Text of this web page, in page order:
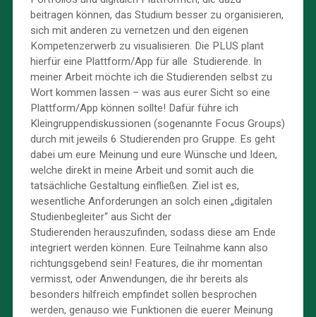
beitragen können, das Studium besser zu organisieren,
sich mit anderen zu vernetzen und den eigenen
Kompetenzerwerb zu visualisieren. Die PLUS plant
hierfür eine Plattform/App für alle Studierende. In
meiner Arbeit möchte ich die Studierenden selbst zu
Wort kommen lassen – was aus eurer Sicht so eine
Plattform/App können sollte! Dafür führe ich
Kleingruppendiskussionen (sogenannte Focus Groups)
durch mit jeweils 6 Studierenden pro Gruppe. Es geht
dabei um eure Meinung und eure Wünsche und Ideen,
welche direkt in meine Arbeit und somit auch die
tatsächliche Gestaltung einfließen. Ziel ist es,
wesentliche Anforderungen an solch einen „digitalen
Studienbegleiter“ aus Sicht der
Studierenden herauszufinden, sodass diese am Ende
integriert werden können. Eure Teilnahme kann also
richtungsgebend sein! Features, die ihr momentan
vermisst, oder Anwendungen, die ihr bereits als
besonders hilfreich empfindet sollen besprochen
werden, genauso wie Funktionen die euerer Meinung